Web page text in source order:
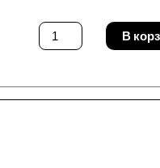
Количество
товара
Лестница
В